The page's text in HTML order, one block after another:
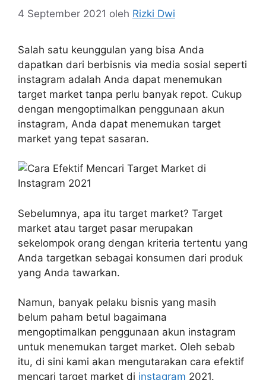
4 September 2021 oleh Rizki Dwi
Salah satu keunggulan yang bisa Anda
dapatkan dari berbisnis via media sosial seperti
instagram adalah Anda dapat menemukan
target market tanpa perlu banyak repot. Cukup
dengan mengoptimalkan penggunaan akun
instagram, Anda dapat menemukan target
market yang tepat sasaran.
Sebelumnya, apa itu target market? Target
market atau target pasar merupakan
sekelompok orang dengan kriteria tertentu yang
Anda targetkan sebagai konsumen dari produk
yang Anda tawarkan.
Namun, banyak pelaku bisnis yang masih
belum paham betul bagaimana
mengoptimalkan penggunaan akun instagram
untuk menemukan target market. Oleh sebab
itu, di sini kami akan mengutarakan cara efektif
mencari target market di instagram 2021.